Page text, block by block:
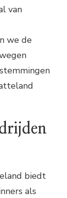
van
we de
biedt
als